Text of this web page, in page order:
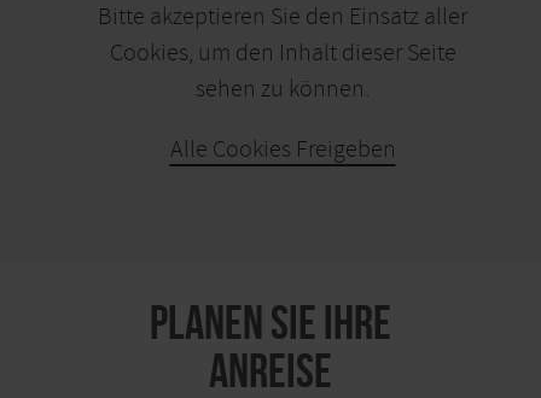
Bitte akzeptieren Sie den Einsatz aller
Cookies, um den Inhalt dieser Seite
sehen zu können.
Alle Cookies Freigeben
PLANEN SIE IHRE
ANREISE